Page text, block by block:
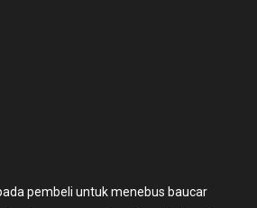
pembeli untuk menebus baucar